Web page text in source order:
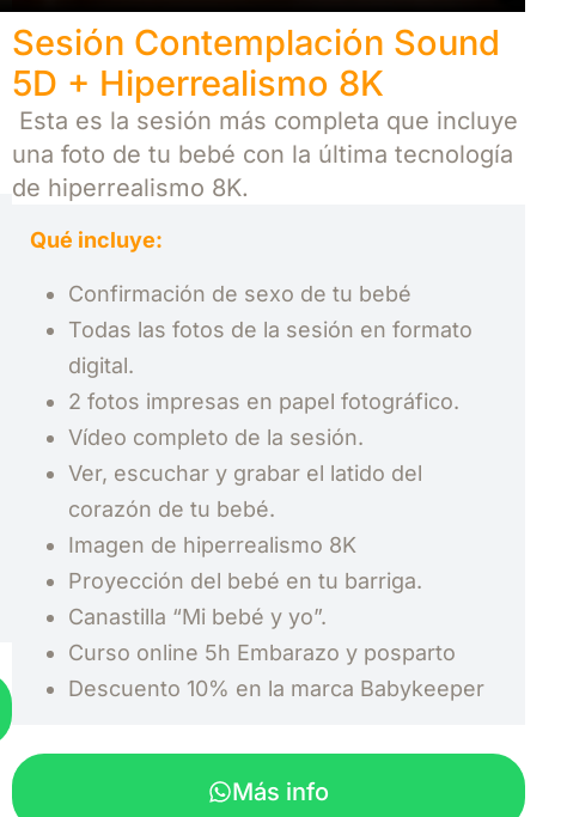
Sesión Contemplación Sound
5D + Hiperrealismo 8K
Esta es la sesión más completa que incluye
una foto de tu bebé con la última tecnología
de hiperrealismo 8K.
Qué incluye:
Confirmación de sexo de tu bebé
Todas las fotos de la sesión en formato
digital.
2 fotos impresas en papel fotográfico.
Vídeo completo de la sesión.
Ver, escuchar y grabar el latido del
corazón de tu bebé.
Imagen de hiperrealismo 8K
Proyección del bebé en tu barriga.
Canastilla “Mi bebé y yo”.
Curso online 5h Embarazo y posparto
Descuento 10% en la marca Babykeeper
Más info